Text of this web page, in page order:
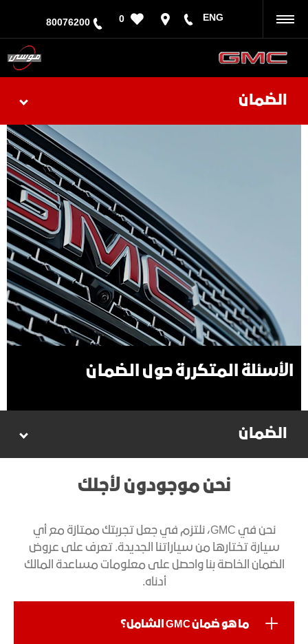
ENG
0
80076200
الضمان
الأسئلة المتكررة حول الضمان
الضمان
نحن موجودون لأجلك
نحن في GMC، نلتزم في جعل تجربتك ممتازة مع أي
سيارة تختارها من سياراتنا الجديدة. تعرف على عروض
الضمان الخاصة بنا واحصل على معلومات مساعدة المالك
أدناه.
ما هو ضمان GMC الشامل؟